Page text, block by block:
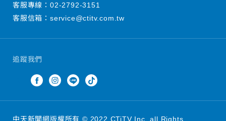
追蹤我們
客服專線： 02-2792-3151
客服信箱： service@ctitv.com.tw
中天新聞網版權所有 © 2022 CTiTV Inc. all Rights